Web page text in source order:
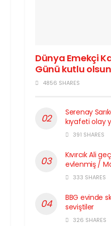
Dünya Emekçi
Günü kutlu olsun
4856 SHARES
Serenay
kıyafeti olay
391 SHARES
Kıvırcık Ali
evlenmiş /
333 SHARES
BBG evinde
seviştiler
326 SHARES